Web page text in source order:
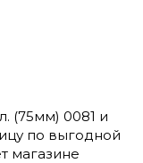
(75мм) 0081 и
по выгодной
магазине